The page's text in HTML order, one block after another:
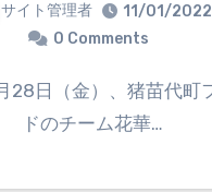
サイト管理者
11/01/2022
0 Comments
ドのチーム花華…